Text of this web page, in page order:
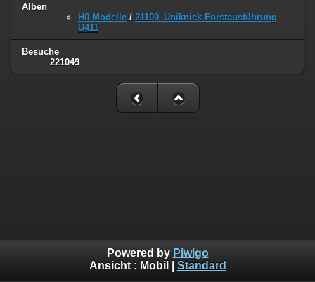
Alben
H0 Modelle / 21100_Uniknick Forstausführung
U411
Besuche
221049
Powered by Piwigo
Ansicht : Mobil Standard